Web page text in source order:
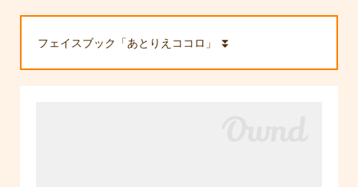
フェイスブック「あとりえココロ」 ⏬